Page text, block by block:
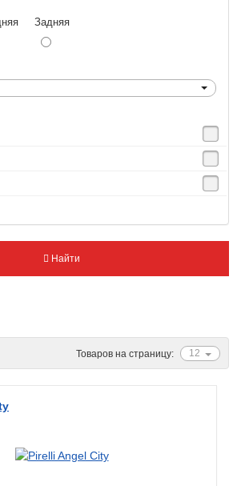
Задняя
Найти
12
Товаров на страницу: